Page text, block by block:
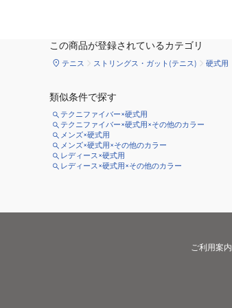
この商品が登録されているカテゴリ
テニス ストリングス・ガット(テニス) 硬式用
類似条件で探す
テクニファイバー×硬式用
テクニファイバー×硬式用×その他のカラー
メンズ×硬式用
メンズ×硬式用×その他のカラー
レディース×硬式用
レディース×硬式用×その他のカラー
ご利用案内